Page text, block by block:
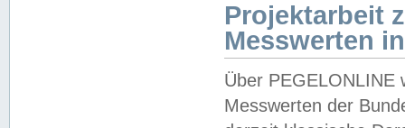
Projektarbeit
Messwerten
Über PEGELONLINE
Messwerten der